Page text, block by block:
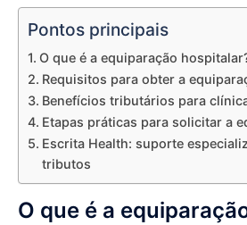
Pontos principais
O que é a equiparação
Requisitos para obter a
Benefícios tributários para
Etapas práticas para solicitar a
Escrita Health: suporte
tributos
O que é a